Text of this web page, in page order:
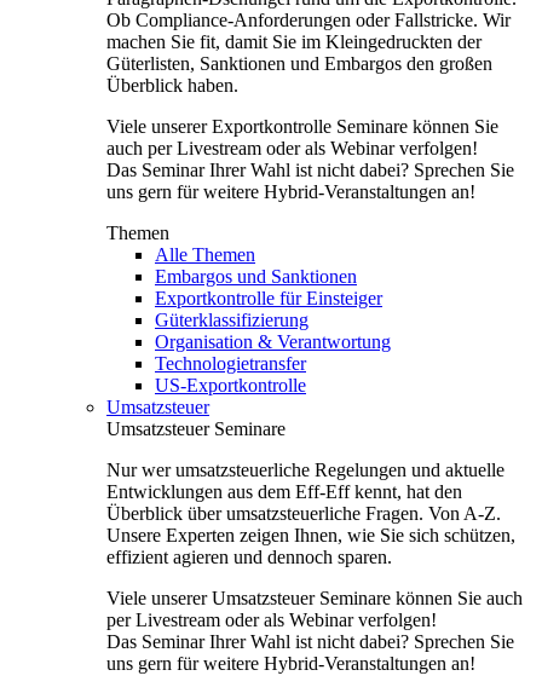
Ob Compliance-Anforderungen oder Fallstricke. Wir
machen Sie fit, damit Sie im Kleingedruckten der
Güterlisten, Sanktionen und Embargos den großen
Überblick haben.
Viele unserer Exportkontrolle Seminare können Sie
auch per Livestream oder als Webinar verfolgen!
Das Seminar Ihrer Wahl ist nicht dabei? Sprechen Sie
uns gern für weitere Hybrid-Veranstaltungen an!
Themen
Alle Themen
Embargos und Sanktionen
Exportkontrolle für Einsteiger
Güterklassifizierung
Organisation & Verantwortung
Technologietransfer
US-Exportkontrolle
Umsatzsteuer
Umsatzsteuer Seminare
Nur wer umsatzsteuerliche Regelungen und aktuelle
Entwicklungen aus dem Eff-Eff kennt, hat den
Überblick über umsatzsteuerliche Fragen. Von A-Z.
Unsere Experten zeigen Ihnen, wie Sie sich schützen,
effizient agieren und dennoch sparen.
Viele unserer Umsatzsteuer Seminare können Sie auch
per Livestream oder als Webinar verfolgen!
Das Seminar Ihrer Wahl ist nicht dabei? Sprechen Sie
uns gern für weitere Hybrid-Veranstaltungen an!